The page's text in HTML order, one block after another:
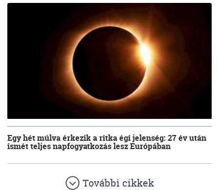
Egy hét múlva érkezik a ritka égi jelenség: 27 év után
ismét teljes napfogyatkozás lesz Európában
További cikkek